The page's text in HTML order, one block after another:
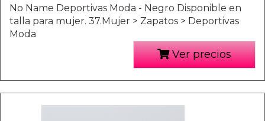
No Name Deportivas Moda - Negro Disponible en
talla para mujer. 37.Mujer > Zapatos > Deportivas
Moda
Ver precios